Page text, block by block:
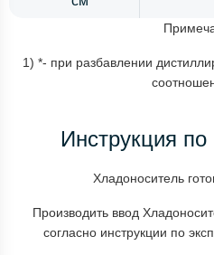
1) *- при разбавлении
Инструкция
Хладоноситель
Производить ввод
согласно инструкции по